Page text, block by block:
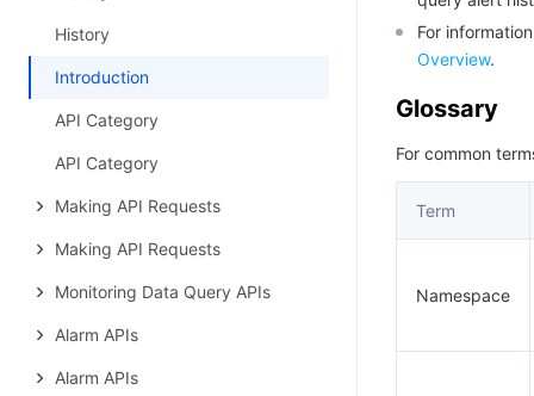
History
Introduction
API Category
API Category
Making API Requests
Making API Requests
Monitoring Data Query APIs
Alarm APIs
Alarm APIs
For
Overview.
Glossary
For common
Term
Namespace